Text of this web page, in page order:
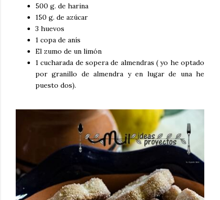
500 g. de harina
150 g. de azúcar
3 huevos
1 copa de anís
El zumo de un limón
1 cucharada de sopera de almendras ( yo he optado
por granillo de almendra y en lugar de una he
puesto dos).